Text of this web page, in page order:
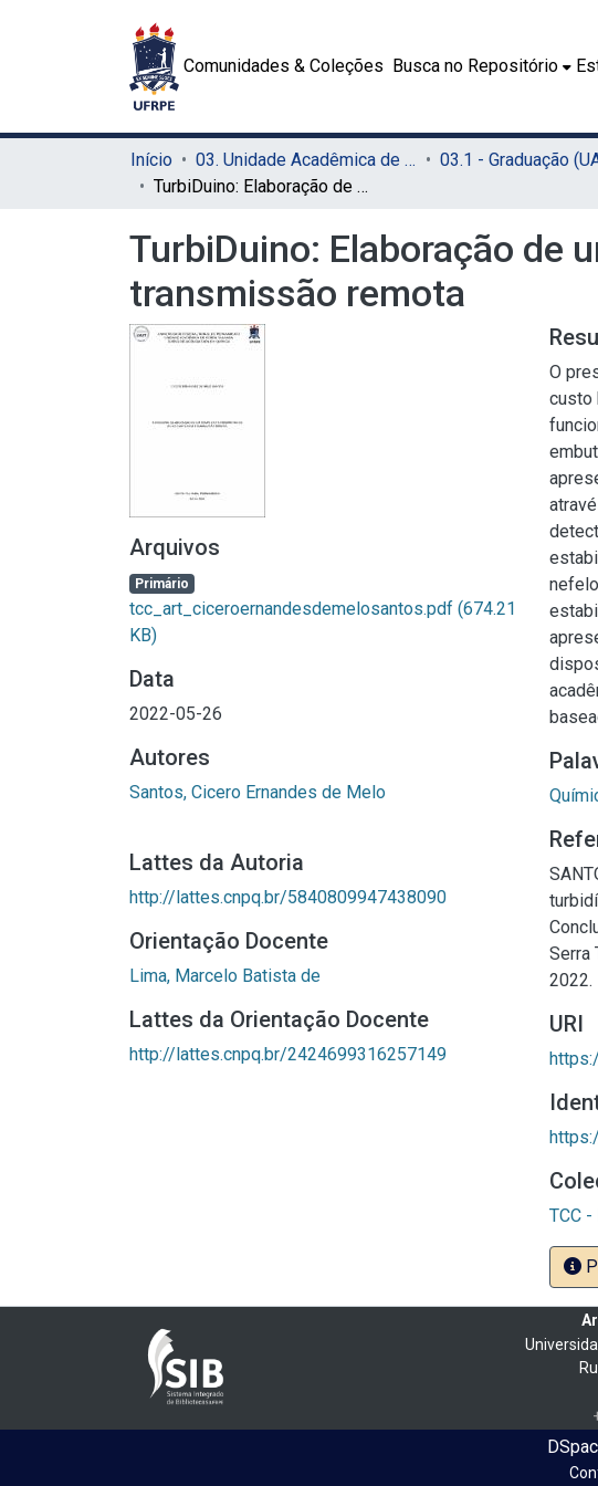
Comunidades & Coleções Busca no Repositório
Início 03. Unidade Acadêmica de Serra Talhada (UAST) 03.1 - Graduação
TurbiDuino: Elaboração de um completo turbidímetro de baixo custo com transmissão remota
TurbiDuino: Elaboração de
transmissão remota
Arquivos
Primário
tcc_art_ciceroernandesdemelosantos.pdf (674.21
KB)
Data
2022-05-26
Autores
Santos, Cicero Ernandes de Melo
Lattes da Autoria
http://lattes.cnpq.br/5840809947438090
Orientação Docente
Lima, Marcelo Batista de
Lattes da Orientação Docente
http://lattes.cnpq.br/2424699316257149
O
custo
Serra
2022.
URI
TCC